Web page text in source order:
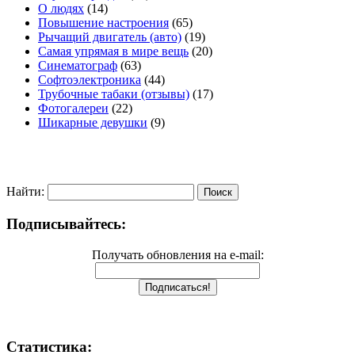
О людях (14)
Повышение настроения (65)
Рычащий двигатель (авто) (19)
Самая упрямая в мире вещь (20)
Синематограф (63)
Софтоэлектроника (44)
Трубочные табаки (отзывы) (17)
Фотогалереи (22)
Шикарные девушки (9)
Найти:
Подписывайтесь:
Получать обновления на e-mail:
Статистика: